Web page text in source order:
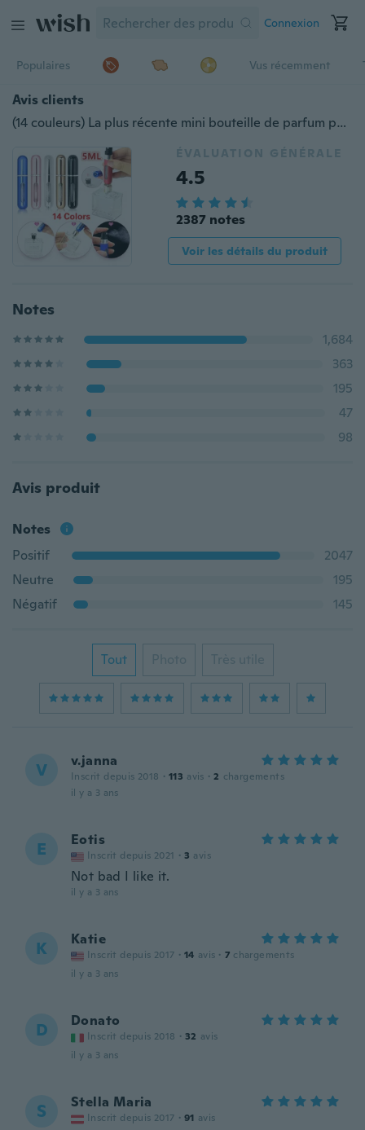
Connexion
Populaires Vus récemment
Avis clients
(14 couleurs) La plus récente mini bouteille de parfum portative de 5 ml en aluminium rempli d'aluminium avec vaporisateur vide et atomiseur.
ÉVALUATION GÉNÉRALE
4.5
2387 notes
Voir les détails du produit
Notes
1,684
363
195
47
98
Avis produit
Notes
Positif
2047
Neutre
195
Négatif
145
Tout Photo Très utile
V v.janna
Inscrit depuis 2018 · 113 avis · 2 chargements
il y a 3 ans
E Eotis
Inscrit depuis 2021 · 3 avis
Not bad I like it.
il y a 3 ans
K Katie
Inscrit depuis 2017 · 14 avis · 7 chargements
il y a 3 ans
D Donato
Inscrit depuis 2018 · 32 avis
il y a 3 ans
S Stella Maria
Inscrit depuis 2017 · 91 avis